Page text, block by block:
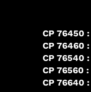
CP 76450 :
CP 76460 :
CP 76540 :
CP 76560 :
CP 76640 :